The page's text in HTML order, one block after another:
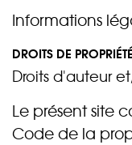
Informations
DROITS DE
Droits d'auteur
Le présent site
Code de la